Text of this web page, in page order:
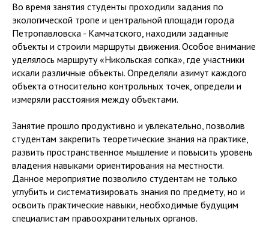
Во время занятия студенты проходили задания по
экологической тропе и центральной площади города
Петропавловска - Камчатского, находили заданные
объекты и строили маршруты движения. Особое внимание
уделялось маршруту «Никольская сопка», где участники
искали различные объекты. Определяли азимут каждого
объекта относительно контрольных точек, определи и
измеряли расстояния между объектами.
Занятие прошло продуктивно и увлекательно, позволив
студентам закрепить теоретические знания на практике,
развить пространственное мышление и повысить уровень
владения навыками ориентирования на местности.
Данное мероприятие позволило студентам не только
углубить и систематизировать знания по предмету, но и
освоить практические навыки, необходимые будущим
специалистам правоохранительных органов.